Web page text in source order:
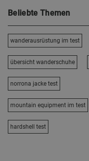
Beliebte Themen
wanderausrüstung im test
übersicht wanderschuhe
norrona jacke test
mountain equipment im test
hardshell test